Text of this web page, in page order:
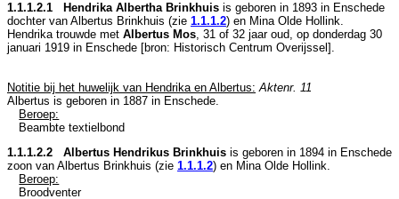
1.1.1.2.1 Hendrika Albertha Brinkhuis is geboren in 1893 in Enschede
dochter van Albertus Brinkhuis (zie 1.1.1.2) en Mina Olde Hollink.
Hendrika trouwde met Albertus Mos, 31 of 32 jaar oud, op donderdag 30
januari 1919 in Enschede [bron: Historisch Centrum Overijssel ].
Notitie bij het huwelijk van Hendrika en Albertus: Aktenr. 11
Albertus is geboren in 1887 in Enschede.
Beroep:
Beambte textielbond
1.1.1.2.2 Albertus Hendrikus Brinkhuis is geboren in 1894 in Enschede
zoon van Albertus Brinkhuis (zie 1.1.1.2) en Mina Olde Hollink.
Beroep:
Broodventer